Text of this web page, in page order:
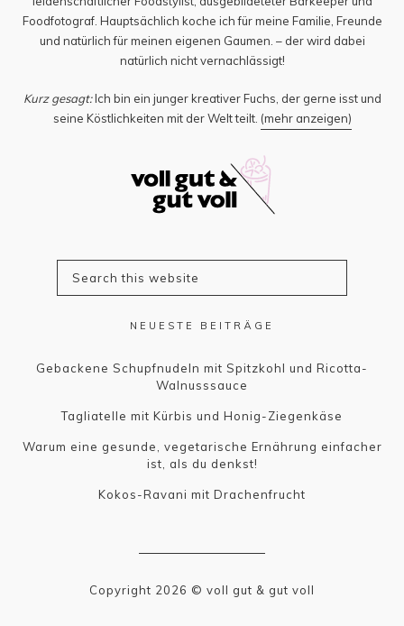
Foodfotograf. Hauptsächlich koche ich für meine Familie, Freunde
und natürlich für meinen eigenen Gaumen. – der wird dabei
natürlich nicht vernachlässigt!
Kurz gesagt:Ich bin ein junger kreativer Fuchs, der gerne isst und
seine Köstlichkeiten mit der Welt teilt. (mehr anzeigen)
NEUESTE BEITRÄGE
Gebackene Schupfnudeln mit Spitzkohl und Ricotta-
Walnusssauce
Tagliatelle mit Kürbis und Honig-Ziegenkäse
Warum eine gesunde, vegetarische Ernährung einfacher
ist, als du denkst!
Kokos-Ravani mit Drachenfrucht
Copyright 2026 © voll gut & gut voll